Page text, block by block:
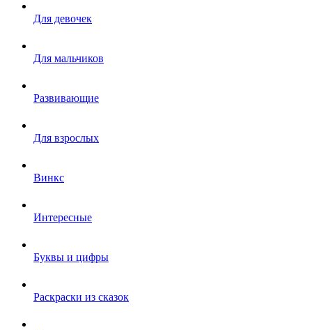
Для девочек
Для мальчиков
Развивающие
Для взрослых
Винкс
Интересные
Буквы и цифры
Раскраски из сказок